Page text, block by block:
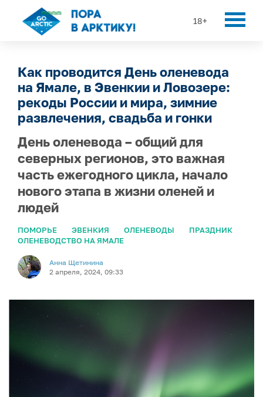
18+
Как проводится День оленевода
на Ямале, в Эвенкии и Ловозере:
рекоды России и мира, зимние
развлечения, свадьба и гонки
День оленевода – общий для
северных регионов, это важная
часть ежегодного цикла, начало
нового этапа в жизни оленей и
людей
ПОМОРЬЕ ЭВЕНКИЯ ОЛЕНЕВОДЫ
ПРАЗДНИК
ОЛЕНЕВОДСТВО НА ЯМАЛЕ
Анна Щетинина
2 апреля, 2024, 09:33